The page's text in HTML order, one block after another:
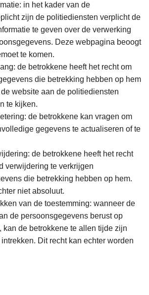
in het kader van de
zijn de politiediensten verplicht de
te geven over de verwerking
Deze webpagina beoogt
te komen.
de betrokkene heeft het recht om
die betrekking hebben op hem
website aan de politiediensten
te kijken.
de betrokkene kan vragen om
gegevens te actualiseren of te
de betrokkene heeft het recht
verwijdering te verkrijgen
die betrekking hebben op hem.
niet absoluut.
van de toestemming: wanneer de
de persoonsgegevens berust op
kan de betrokkene te allen tijde zijn
Dit recht kan echter worden